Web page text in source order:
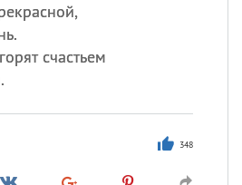
счастьем
348